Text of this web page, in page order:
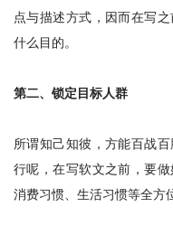
点与描述方式，因而在写
什么目的。
第二、锁定目标人群
所谓知己知彼，方能百战
行呢，在写软文之前，要
消费习惯、生活习惯等全方